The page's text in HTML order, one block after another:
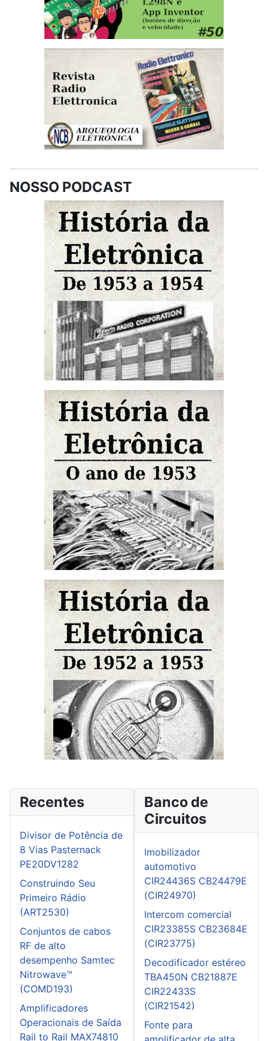
NOSSO PODCAST
Recentes
Divisor de Potência de
8 Vias Pasternack
PE20DV1282
Construindo Seu
Primeiro Rádio
(ART2530)
Conjuntos de cabos
RF de alto
desempenho Samtec
Nitrowave™
(COMD193)
Amplificadores
Operacionais de Saída
Rail to Rail MAX74810
Banco de
Circuitos
Imobilizador
automotivo
CIR24436S CB24479E
(CIR24970)
Intercom comercial
CIR23385S CB23684E
(CIR23775)
Decodificador estéreo
TBA450N CB21887E
CIR22433S
(CIR21542)
Fonte para